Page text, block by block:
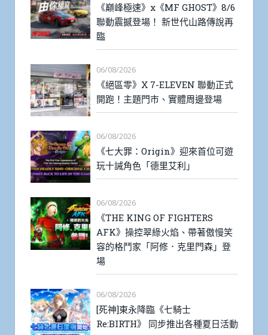
《巔峰極速》x《MF GHOST》8/6
聯動震撼登場！ 新世代山路傳說再
臨
06/08/2026
《絕區零》X 7-ELEVEN 聯動正式
開跑！主題門市、實體周邊登場
06/08/2026
《七大罪：Origin》迎來首位可遊
玩十誡角色「德里艾利」
06/08/2026
《THE KING OF FIGHTERS
AFK》操控翠綠火焰、帶著傲慢笑
容的格鬥家「阿修．克里門森」登
場
06/08/2026
[死神]東永降臨《七騎士
Re:BIRTH》 同步推出各種夏日活動